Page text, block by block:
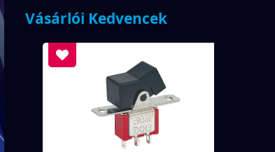
Vásárlói Kedvencek